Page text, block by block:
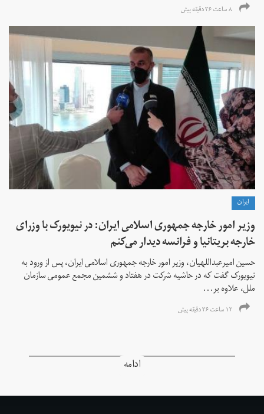
۸ ساعت ۳۶ دقیقه پیش
ايران
وزیر امور خارجه جمهوری اسلامی ایران: در نیویورک با وزرای
خارجه بریتانیا و فرانسه دیدار می‌کنم
حسین امیرعبداللهیان، وزیر امور خارجه جمهوری اسلامی ایران، پس از ورود به
نیویورک گفت که در حاشیه شرکت در هفتاد و ششمین مجمع عمومی سازمان
ملل، علاوه بر...
۱۲ ساعت ۳۶ دقیقه پیش
ادامه